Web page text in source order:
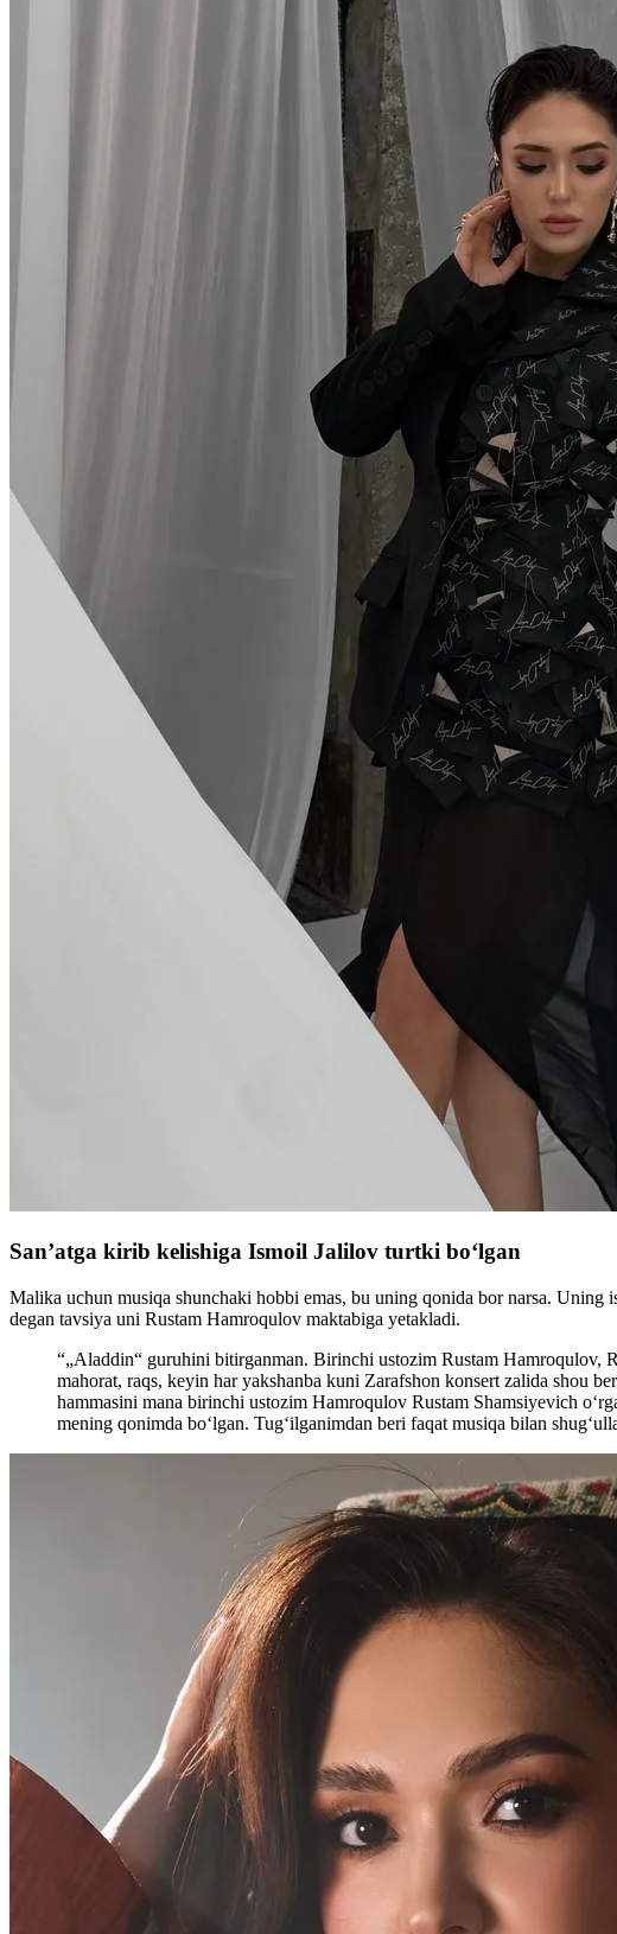
San’atga kirib kelishiga Ismoil Jalilov turtki boʻlgan
Malika uchun musiqa shunchaki hobbi emas, bu uning qonida bor narsa. Uning
degan tavsiya uni Rustam Hamroqulov maktabiga yetakladi.
“„Aladdin“ guruhini bitirganman. Birinchi ustozim Rustam Hamroqulov,
mahorat, raqs, keyin har yakshanba kuni Zarafshon konsert zalida shou
hammasini mana birinchi ustozim Hamroqulov Rustam Shamsiyevich
mening qonimda boʻlgan. Tugʻilganimdan beri faqat musiqa bilan